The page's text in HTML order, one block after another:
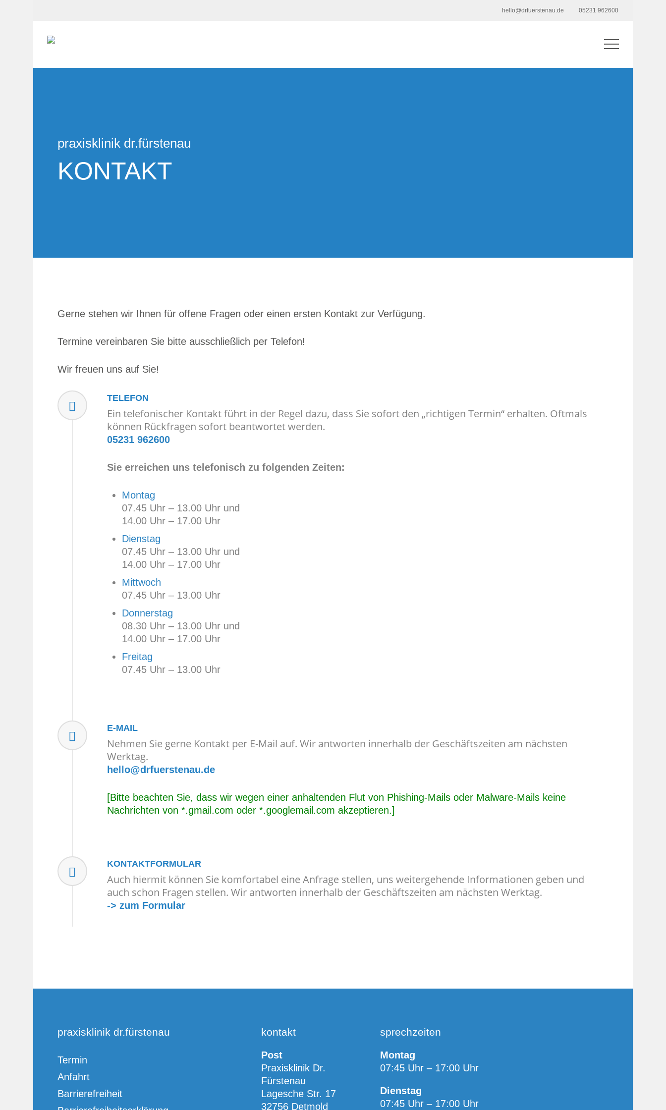
hello@drfuerstenau.de 05231 962600
Menu
praxisklinik dr.fürstenau
KONTAKT
Gerne stehen wir Ihnen für offene Fragen oder einen ersten Kontakt zur Verfügung.
Termine vereinbaren Sie bitte ausschließlich per Telefon!
Wir freuen uns auf Sie!
TELEFON
Ein telefonischer Kontakt führt in der Regel dazu, dass Sie sofort den „richtigen Termin“ erhalten. Oftmals
können Rückfragen sofort beantwortet werden.
05231 962600
Sie erreichen uns telefonisch zu folgenden Zeiten:
Montag
07.45 Uhr – 13.00 Uhr und
14.00 Uhr – 17.00 Uhr
Dienstag
07.45 Uhr – 13.00 Uhr und
14.00 Uhr – 17.00 Uhr
Mittwoch
07.45 Uhr – 13.00 Uhr
Donnerstag
08.30 Uhr – 13.00 Uhr und
14.00 Uhr – 17.00 Uhr
Freitag
07.45 Uhr – 13.00 Uhr
E-MAIL
Nehmen Sie gerne Kontakt per E-Mail auf. Wir antworten innerhalb der Geschäftszeiten am nächsten
Werktag.
hello@drfuerstenau.de
[Bitte beachten Sie, dass wir wegen einer anhaltenden Flut von Phishing-Mails oder Malware-Mails keine
Nachrichten von *.gmail.com oder *.googlemail.com akzeptieren.]
KONTAKTFORMULAR
Auch hiermit können Sie komfortabel eine Anfrage stellen, uns weitergehende Informationen geben und
auch schon Fragen stellen. Wir antworten innerhalb der Geschäftszeiten am nächsten Werktag.
-> zum Formular
praxisklinik dr.fürstenau
Termin
Anfahrt
Barrierefreiheit
kontakt
Post
Praxisklinik Dr.
Fürstenau
Lagesche Str. 17
32756 Detmold
sprechzeiten
Montag
07:45 Uhr – 17:00 Uhr
Dienstag
07:45 Uhr – 17:00 Uhr